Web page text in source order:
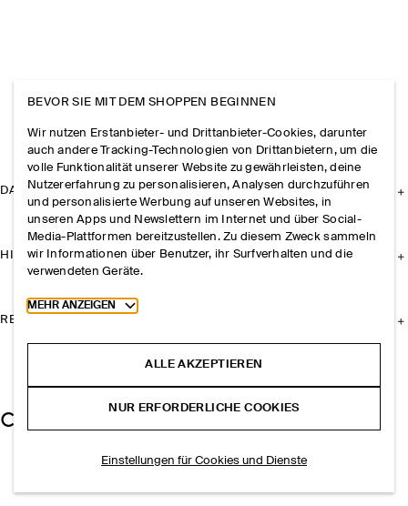
DAS UNTERNEHMEN
HILFE
RECHTLICHES
BEVOR SIE MIT DEM SHOPPEN BEGINNEN
Wir nutzen Erstanbieter- und Drittanbieter-Cookies, darunter
auch andere Tracking-Technologien von Drittanbietern, um die
volle Funktionalität unserer Website zu gewährleisten, deine
Nutzererfahrung zu personalisieren, Analysen durchzuführen
und personalisierte Werbung auf unseren Websites, in
unseren Apps und Newslettern im Internet und über Social-
Media-Plattformen bereitzustellen. Zu diesem Zweck sammeln
wir Informationen über Benutzer, ihr Surfverhalten und die
verwendeten Geräte.
Toggle more cookie information
MEHR ANZEIGEN
ALLE AKZEPTIEREN
NUR ERFORDERLICHE COOKIES
Einstellungen für Cookies und Dienste